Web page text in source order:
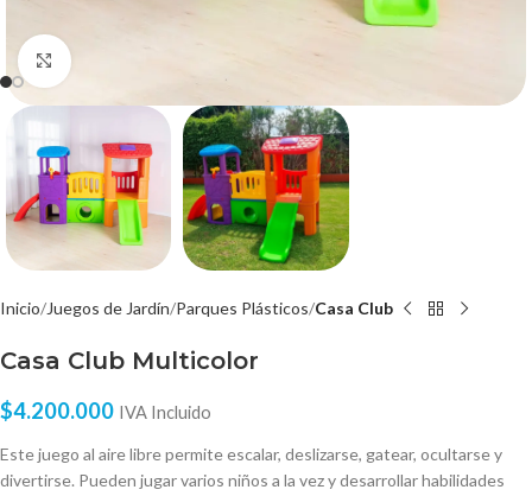
Click to enlarge
Inicio Juegos de Jardín Parques Plásticos Casa Club
Casa Club Multicolor
$4.200.000 IVA Incluido
Este juego al aire libre permite escalar, deslizarse, gatear, ocultarse y
divertirse. Pueden jugar varios niños a la vez y desarrollar habilidades